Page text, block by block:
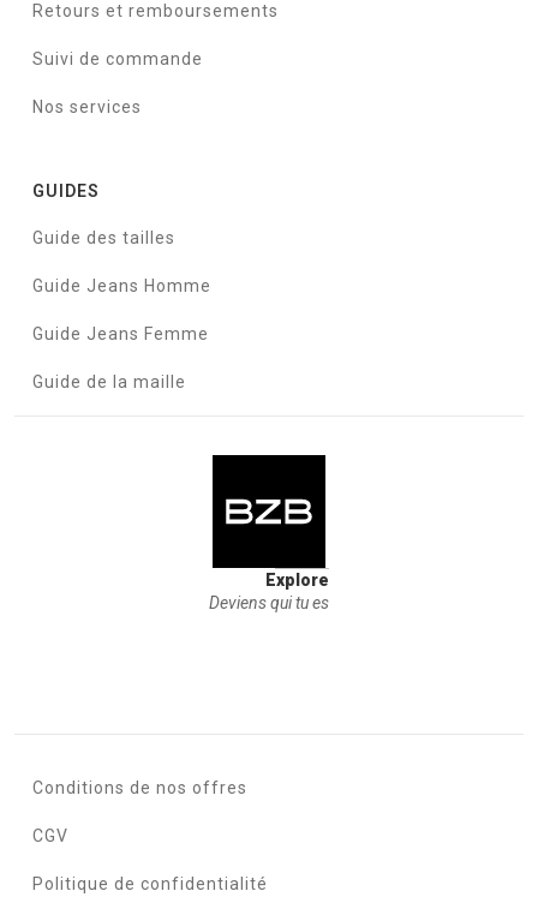
Retours et remboursements
Suivi de commande
Nos services
GUIDES
Guide des tailles
Guide Jeans Homme
Guide Jeans Femme
Guide de la maille
Explore
Deviens qui tu es
Conditions de nos offres
CGV
Politique de confidentialité